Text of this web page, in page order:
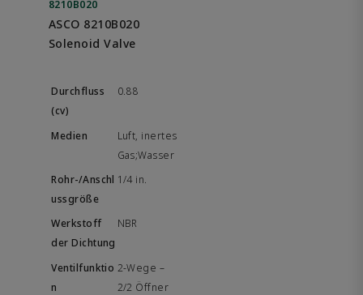
8210B020
ASCO 8210B020
Solenoid Valve
0.88
Luft, inertes
Gas;Wasser
1/4 in.
NBR
2-Wege –
2/2 Öffner